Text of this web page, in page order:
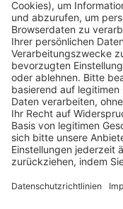
Pässe und
Trainerausbildung
Schulungsangebot
BFV-Geschäftsstellen
Trainerbörse
Login SpielPlus
FOLGE DEM BFV